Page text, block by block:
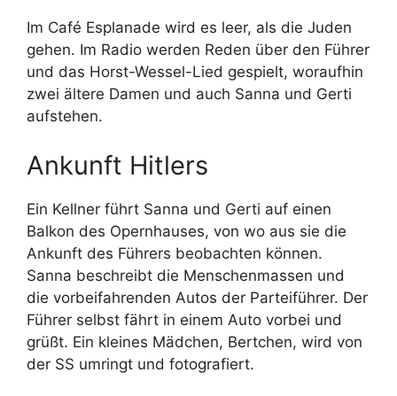
Im Café Esplanade wird es leer, als die Juden
gehen. Im Radio werden Reden über den Führer
und das Horst-Wessel-Lied gespielt, woraufhin
zwei ältere Damen und auch Sanna und Gerti
aufstehen.
Ankunft Hitlers
Ein Kellner führt Sanna und Gerti auf einen
Balkon des Opernhauses, von wo aus sie die
Ankunft des Führers beobachten können.
Sanna beschreibt die Menschenmassen und
die vorbeifahrenden Autos der Parteiführer. Der
Führer selbst fährt in einem Auto vorbei und
grüßt. Ein kleines Mädchen, Bertchen, wird von
der SS umringt und fotografiert.